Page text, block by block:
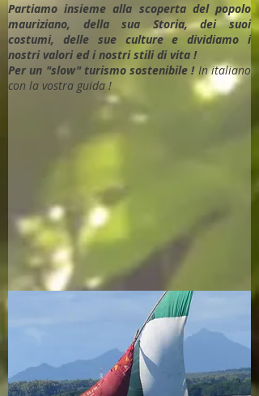
Partiamo insieme alla scoperta del popolo
mauriziano, della sua Storia, dei suoi
costumi, delle sue culture e dividiamo i
nostri valori ed i nostri stili di vita !
Per un "slow" turismo sostenibile !In italiano
con la vostra guida !